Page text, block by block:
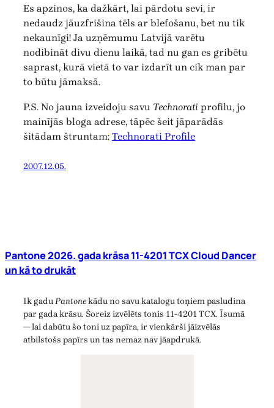
Es apzinos, ka dažkārt, lai pārdotu sevi, ir
nedaudz jāuzfrišina tēls ar blefošanu, bet nu tik
nekaunīgi! Ja uzņēmumu Latvijā varētu
nodibināt divu dienu laikā, tad nu gan es gribētu
saprast, kurā vietā to var izdarīt un cik man par
to būtu jāmaksā.
P.S. No jauna izveidoju savu Technorati profilu, jo
mainījās bloga adrese, tāpēc šeit jāparādās
šitādam štruntam: Technorati Profile
2007.12.05.
Pantone 2026. gada krāsa 11-4201 TCX Cloud Dancer
un kā to drukāt
Ik gaduPantonekādu no savu katalogu toņiem pasludina
par gada krāsu. Šoreiz izvēlēts tonis 11-4201 TCX. Īsumā
— lai dabūtu šo toni uz papīra, ir vienkārši jāizvēlās
atbilstošs papīrs un tas nemaz nav jāapdrukā.